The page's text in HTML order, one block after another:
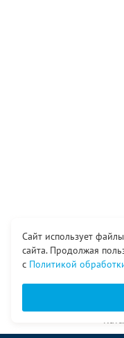
Сайт использует
сайта. Продолжая
с Политикой